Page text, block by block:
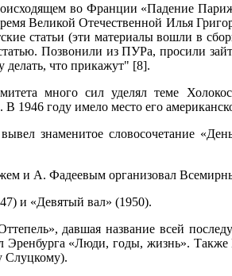
во Франции «Падение
Великой Отечественной Илья
статьи (эти материалы вошли в
Позвонили из ПУРа, просили
делать, что прикажут" [8].
много сил уделял теме
В 1946 году имело место его
знаменитое словосочетание
и А. Фадеевым организовал
и «Девятый вал» (1950).
давшая название всей
«Люди, годы, жизнь». Также
Слуцкому).